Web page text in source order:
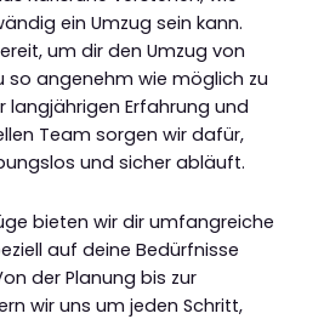
ein Umzug sein kann.
um dir den Umzug von
so angenehm wie möglich zu
langjährigen Erfahrung und
Team sorgen wir dafür,
und sicher abläuft.
bieten wir dir umfangreiche
auf deine Bedürfnisse
der Planung bis zur
wir uns um jeden Schritt,